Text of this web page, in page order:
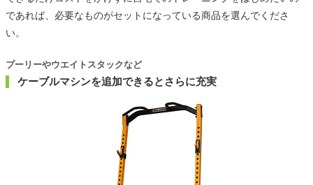
であれば、必要なものがセットになっている商品を選んでくださ
い。
ケーブルマシンを追加できるとさらに充実
プーリーやウエイトスタックなど